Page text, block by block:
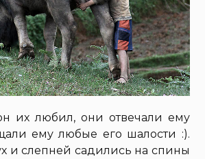
их любил, они отвечали ему
ему любые его шалости :).
и слепней садились на спины